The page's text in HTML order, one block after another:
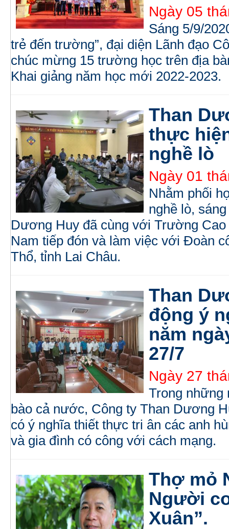
Ngày 05
Sáng 5/9/
trẻ đến trường”, đại diện Lãnh đạo
chúc mừng 15 trường học trên địa
Khai giảng năm học mới 2022-2023.
Than
thực
nghề lò
Ngày 01
Nhằm phối
nghề lò,
Dương Huy đã cùng với Trường
Nam tiếp đón và làm việc với Đoàn
Thổ, tỉnh Lai Châu.
Than
động ý
năm
27/7
Ngày 27
Trong những
bào cả nước, Công ty Than Dương
có ý nghĩa thiết thực tri ân các anh
và gia đình có công với cách mạng.
Thợ mỏ
Người
Xuân”.